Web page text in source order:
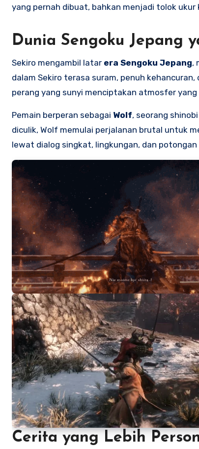
yang pernah dibuat, bahkan menjadi tolok
Dunia Sengoku Jepang
Sekiro mengambil latar era Sengoku Jepang,
dalam Sekiro terasa suram, penuh
perang yang sunyi menciptakan atmosfer
Pemain berperan sebagai Wolf, seorang
diculik, Wolf memulai perjalanan brutal untuk
lewat dialog singkat, lingkungan, dan
Cerita yang Lebih